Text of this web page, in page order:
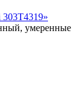
умеренные